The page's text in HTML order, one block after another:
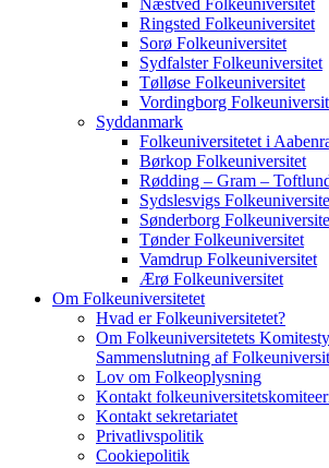
Ringsted Folkeuniversitet
Sorø Folkeuniversitet
Sydfalster Folkeuniversitet
Tølløse Folkeuniversitet
Vordingborg
Syddanmark
Folkeuniversitetet i
Børkop Folkeuniversitet
Rødding – Gram –
Sydslesvigs
Sønderborg
Tønder Folkeuniversitet
Vamdrup Folkeuniversitet
Ærø Folkeuniversitet
Om Folkeuniversitetet
Hvad er Folkeuniversitetet?
Om Folkeuniversitetets
Sammenslutning af
Lov om Folkeoplysning
Kontakt
Kontakt sekretariatet
Privatlivspolitik
Cookiepolitik